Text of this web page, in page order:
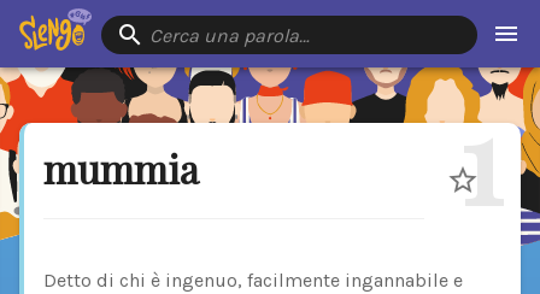
Cerca una parola…
mummia 1
Detto di chi è ingenuo, facilmente ingannabile e